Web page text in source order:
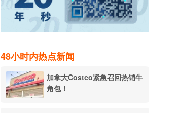
48小时内热点新闻
加拿大Costco紧急召回热销牛
角包！